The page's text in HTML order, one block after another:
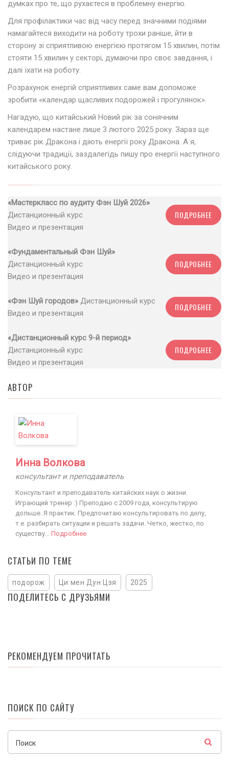
думках про те, що рухаєтеся в проблемну енергію.
Для профілактики час від часу перед значними подіями
намагайтеся виходити на роботу трохи раніше, йти в
сторону зі сприятливою енергією протягом 15 хвилин, потім
стояти 15 хвилин у секторі, думаючи про своє завдання, і
далі їхати на роботу.
Розрахунок енергій сприятливих саме вам допоможе
зробити «календар щасливих подорожей і прогулянок».
Нагадую, що китайський Новий рік за сонячним
календарем настане лише 3 лютого 2025 року. Зараз ще
триває рік Дракона і діють енергії року Дракона. А я,
слідуючи традиції, заздалегідь пишу про енергії наступного
китайського року.
«Мастеркласс по аудиту Фэн Шуй 2026»
Дистанционный курс
Видео и презентация
ПОДРОБНЕЕ
«Фундаментальный Фэн Шуй»
Дистанционный курс
Видео и презентация
ПОДРОБНЕЕ
«Фэн Шуй городов» Дистанционный курс
Видео и презентация
ПОДРОБНЕЕ
«Дистанционный курс 9-й период»
Дистанционный курс
Видео и презентация
ПОДРОБНЕЕ
АВТОР
Инна Волкова
консультант и преподаватель
Консультант и преподаватель китайских наук о жизни.
Играющий тренер :) Преподаю с 2009 года, консультирую
дольше. Я практик. Предпочитаю консультировать по делу,
т.е. разбирать ситуации и решать задачи. Четко, жестко, по
существу... Подробнее
СТАТЬИ ПО ТЕМЕ
подорож Ци мен Дун Цзя 2025
ПОДЕЛИТЕСЬ С ДРУЗЬЯМИ
РЕКОМЕНДУЕМ ПРОЧИТАТЬ
ПОИСК ПО САЙТУ
Поиск